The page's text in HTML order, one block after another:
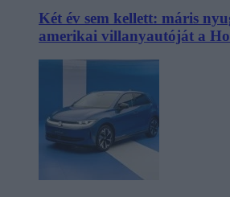
Két év sem kellett: máris
amerikai villanyautóját a